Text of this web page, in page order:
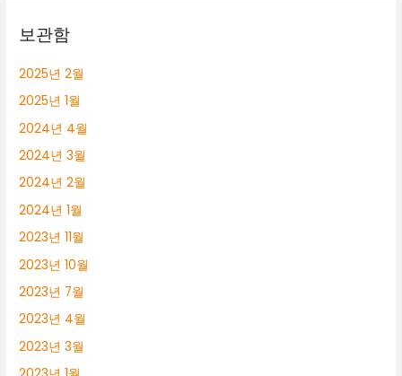
보관함
2025년 2월
2025년 1월
2024년 4월
2024년 3월
2024년 2월
2024년 1월
2023년 11월
2023년 10월
2023년 7월
2023년 4월
2023년 3월